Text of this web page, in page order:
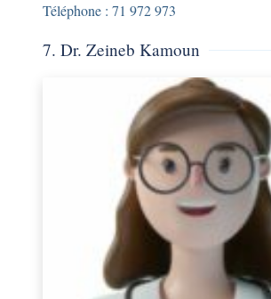
Téléphone : 71 972 973
7. Dr. Zeineb Kamoun